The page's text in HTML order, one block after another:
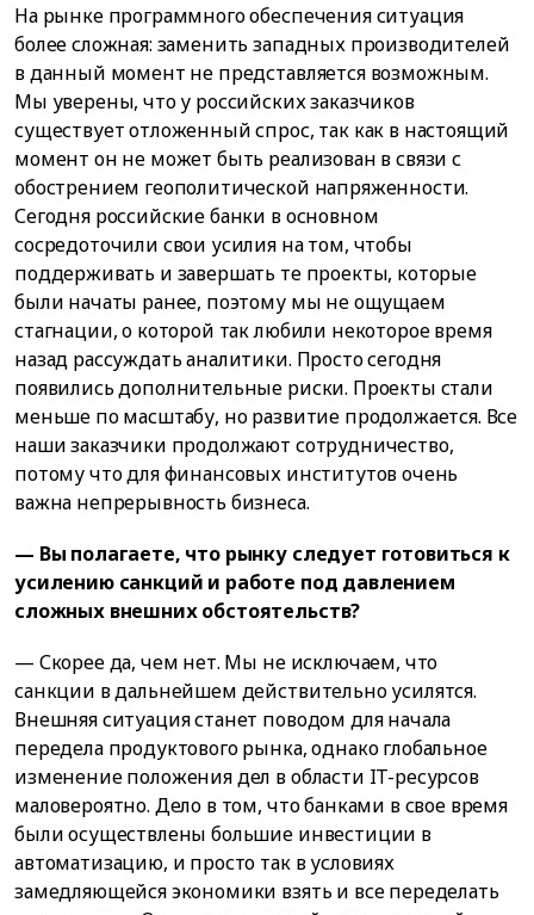
На рынке программного обеспечения ситуация
более сложная: заменить западных производителей
в данный момент не представляется возможным.
Мы уверены, что у российских заказчиков
существует отложенный спрос, так как в настоящий
момент он не может быть реализован в связи с
обострением геополитической напряженности.
Сегодня российские банки в основном
сосредоточили свои усилия на том, чтобы
поддерживать и завершать те проекты, которые
были начаты ранее, поэтому мы не ощущаем
стагнации, о которой так любили некоторое время
назад рассуждать аналитики. Просто сегодня
появились дополнительные риски. Проекты стали
меньше по масштабу, но развитие продолжается. Все
наши заказчики продолжают сотрудничество,
потому что для финансовых институтов очень
важна непрерывность бизнеса.
— Вы полагаете, что рынку следует готовиться к
усилению санкций и работе под давлением
сложных внешних обстоятельств?
— Скорее да, чем нет. Мы не исключаем, что
санкции в дальнейшем действительно усилятся.
Внешняя ситуация станет поводом для начала
передела продуктового рынка, однако глобальное
изменение положения дел в области IT-ресурсов
маловероятно. Дело в том, что банками в свое время
были осуществлены большие инвестиции в
автоматизацию, и просто так в условиях
замедляющейся экономики взять и все переделать